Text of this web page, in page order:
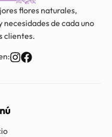
flores naturales,
necesidades de cada uno
clientes.